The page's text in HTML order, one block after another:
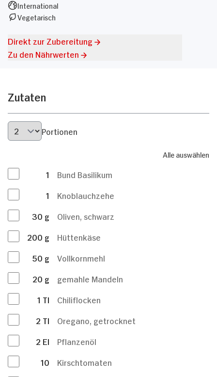
International
Vegetarisch
Direkt zur Zubereitung
Zu den Nährwerten
Zutaten
Portionen
Alle auswählen
1
Bund Basilikum
1
Knoblauchzehe
30 g
Oliven, schwarz
200 g
Hüttenkäse
50 g
Vollkornmehl
20 g
gemahle Mandeln
1 Tl
Chiliflocken
2 Tl
Oregano, getrocknet
2 El
Pflanzenöl
10
Kirschtomaten